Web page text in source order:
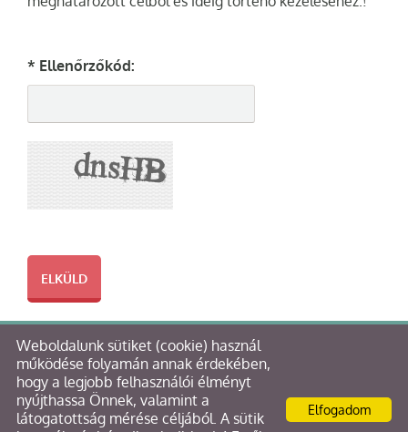
* Ellenőrzőkód:
© 2026 - Bloch & Kormos Kft. Tervező és Építő Kft.
Oldal információklAdatkezelési tájékoztatól
Impresszum
Elfogadom
Weboldalunk sütiket (cookie) használ
működése folyamán annak érdekében,
hogy a legjobb felhasználói élményt
nyújthassa Önnek, valamint a
látogatottság mérése céljából. A sütik